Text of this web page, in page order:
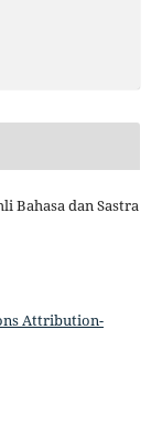
Bahasa dan Sastra
Attribution-